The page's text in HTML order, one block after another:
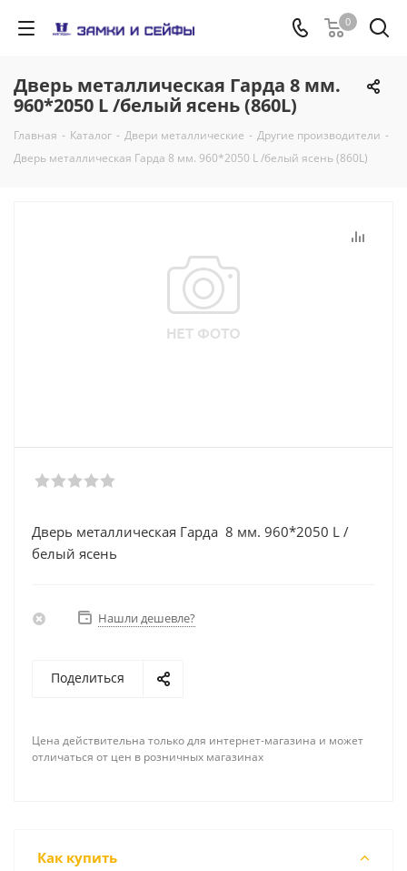
0
Дверь металлическая Гарда 8 мм.
960*2050 L /белый ясень (860L)
Главная - Каталог - Двери металлические - Другие производители -
Дверь металлическая Гарда 8 мм. 960*2050 L /белый ясень (860L)
Дверь металлическая Гарда 8 мм. 960*2050 L /
белый ясень
Нашли дешевле?
Поделиться
Цена действительна только для интернет-магазина и может
отличаться от цен в розничных магазинах
Как купить